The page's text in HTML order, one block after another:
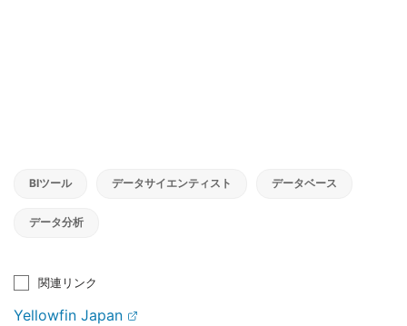
BIツール データサイエンティスト データベース
データ分析
関連リンク
Yellowfin Japan